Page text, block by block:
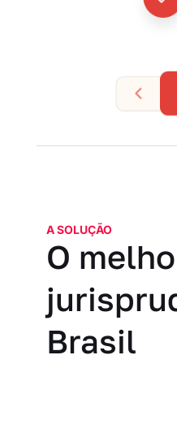
A SOLUÇÃO
O
Brasil